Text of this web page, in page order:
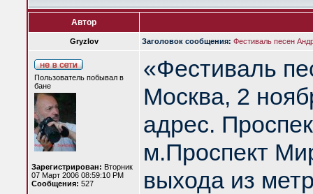
Автор
Gryzlov Заголовок сообщения: Фестиваль песен
Пользователь побывал в
бане
Зарегистрирован: Вторник
07 Март 2006 08:59:10 PM
Сообщения: 527
«Фестиваль
Москва, 2
адрес.
м.Проспект
выхода из